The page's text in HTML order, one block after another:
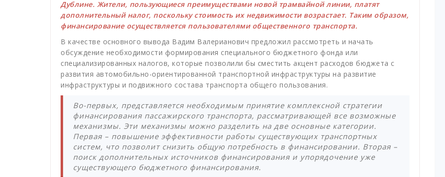
Дублине. Жители, пользующиеся преимуществами новой трамвайной линии, платят
дополнительный налог, поскольку стоимость их недвижимости возрастает. Таким образом,
финансирование осуществляется пользователями общественного транспорта.
В качестве основного вывода Вадим Валерианович предложил рассмотреть и начать
обсуждение необходимости формирования специального бюджетного фонда или
специализированных налогов, которые позволили бы сместить акцент расходов бюджета с
развития автомобильно-ориентированной транспортной инфраструктуры на развитие
инфраструктуры и подвижного состава транспорта общего пользования.
Во-первых, представляется необходимым принятие комплексной стратегии
финансирования пассажирского транспорта, рассматривающей все возможные
механизмы. Эти механизмы можно разделить на две основные категории.
Первая – повышение эффективности работы существующих транспортных
систем, что позволит снизить общую потребность в финансировании. Вторая –
поиск дополнительных источников финансирования и упорядочение уже
существующего бюджетного финансирования.